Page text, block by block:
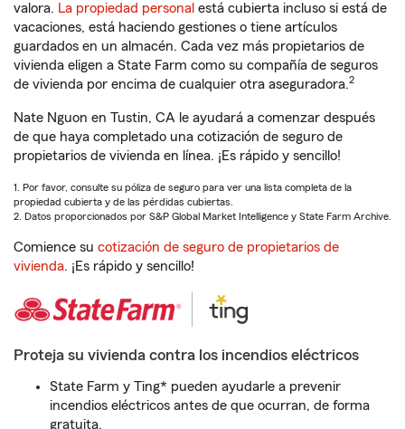
valora. La propiedad personal está cubierta incluso si está de
vacaciones, está haciendo gestiones o tiene artículos
guardados en un almacén. Cada vez más propietarios de
vivienda eligen a State Farm como su compañía de seguros
de vivienda por encima de cualquier otra aseguradora.2
Nate Nguon en Tustin, CA le ayudará a comenzar después
de que haya completado una cotización de seguro de
propietarios de vivienda en línea. ¡Es rápido y sencillo!
1. Por favor, consulte su póliza de seguro para ver una lista completa de la
propiedad cubierta y de las pérdidas cubiertas.
2. Datos proporcionados por S&P Global Market Intelligence y State Farm Archive.
Comience su cotización de seguro de propietarios de
vivienda. ¡Es rápido y sencillo!
Proteja su vivienda contra los incendios eléctricos
State Farm y Ting* pueden ayudarle a prevenir
incendios eléctricos antes de que ocurran, de forma
gratuita.